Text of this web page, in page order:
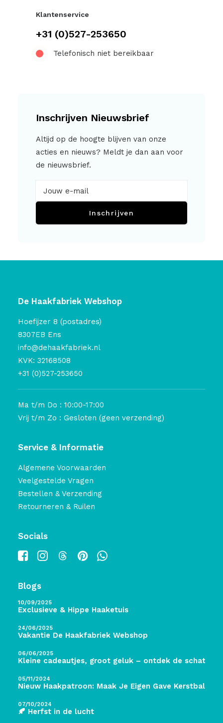
Klantenservice
+31 (0)527-253650
Telefonisch niet bereikbaar
Inschrijven Nieuwsbrief
Altijd op de hoogte blijven van onze
acties en nieuws? Meldt je dan aan voor
de nieuwsbrief.
Inschrijven
De Haakfabriek Webshop
Hoefijzer 8 (postadres)
8307EB Ens
info@dehaakfabriek.nl
KVK: 32168508
+31 (0)527-253650
Ma t/m Do : 10:00-17:00
Vrij t/m Zo : Gesloten (geen verzending)
Service & Informatie
Algemene Voorwaarden
Veelgestelde Vragen
Bestellen & Verzending
Retourneren & Ruilen
Socials
Blogs
10/09/2025
Exclusieve & Hippe Haaketuis
24/06/2025
Vakantie De Haakfabriek Webshop
06/06/2025
Kleine cadeautjes, groot geluk – ontdek de schatten
05/11/2024
Nieuw Haakpatroon: Maak Je Eigen Gave Kerstballen!
07/10/2024
🍂 Herfst in de lucht